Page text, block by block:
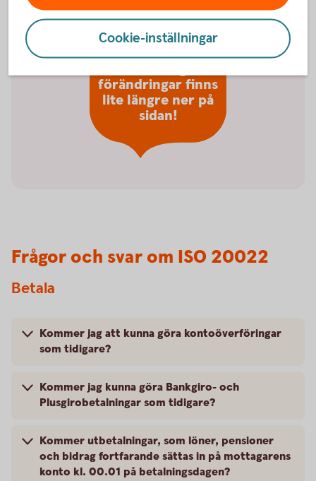
förändringar finns
lite längre ner på
sidan!
Frågor och svar om ISO 20022
Betala
Kommer jag att kunna göra kontoöverföringar
som tidigare?
Kommer jag kunna göra Bankgiro- och
Plusgirobetalningar som tidigare?
Kommer utbetalningar, som löner, pensioner
och bidrag fortfarande sättas in på mottagarens
konto kl. 00.01 på betalningsdagen?
Cookie-inställningar